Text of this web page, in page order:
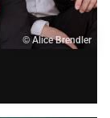
© Alice Brendler